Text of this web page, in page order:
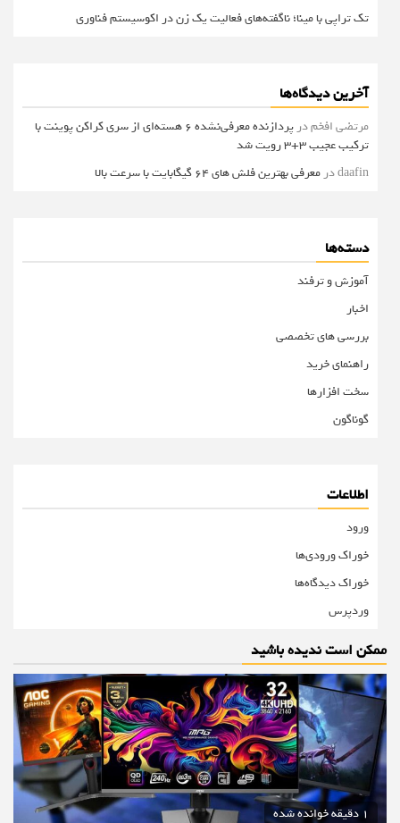
تک تراپی با مینا؛ ناگفته‌های فعالیت یک زن در اکوسیستم فناوری
آخرین دیدگاه‌ها
مرتضی افخمدر
پردازنده معرفی‌نشده 6 هسته‌ای از سری کراکن پوینت با
ترکیب عجیب 3+3 رویت شد
daafinدر معرفی بهترین فلش های 64 گیگابایت با سرعت بالا
دسته‌ها
آموزش و ترفند
اخبار
بررسی های تخصصی
راهنمای خرید
سخت افزارها
گوناگون
اطلاعات
ورود
خوراک ورودی‌ها
خوراک دیدگاه‌ها
وردپرس
ممکن است ندیده باشید
1 دقیقه خوانده شده